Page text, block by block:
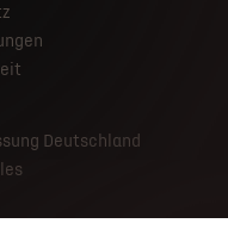
Deutschland